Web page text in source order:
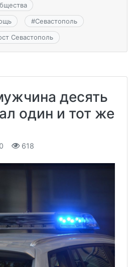
#Севастополь
Севастополь
десять
один и тот же
618